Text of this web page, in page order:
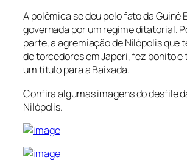
A polêmica se deu pelo fato da Guiné
governada por um regime ditatorial.
parte, a agremiação de Nilópolis que
de torcedores em Japeri, fez bonito e
um título para a Baixada.
Confira algumas imagens do desfile
Nilópolis.